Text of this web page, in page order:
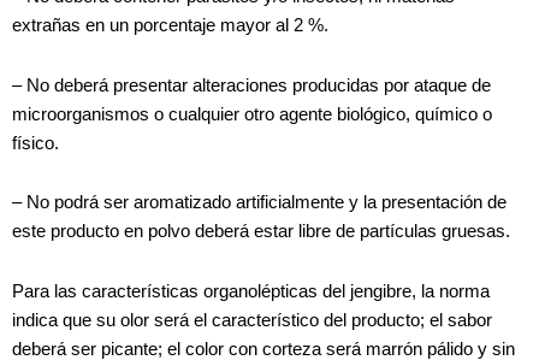
extrañas en un porcentaje mayor al 2 %.
– No deberá presentar alteraciones producidas por ataque de
microorganismos o cualquier otro agente biológico, químico o
físico.
– No podrá ser aromatizado artificialmente y la presentación de
este producto en polvo deberá estar libre de partículas gruesas.
Para las características organolépticas del jengibre, la norma
indica que su olor será el característico del producto; el sabor
deberá ser picante; el color con corteza será marrón pálido y sin